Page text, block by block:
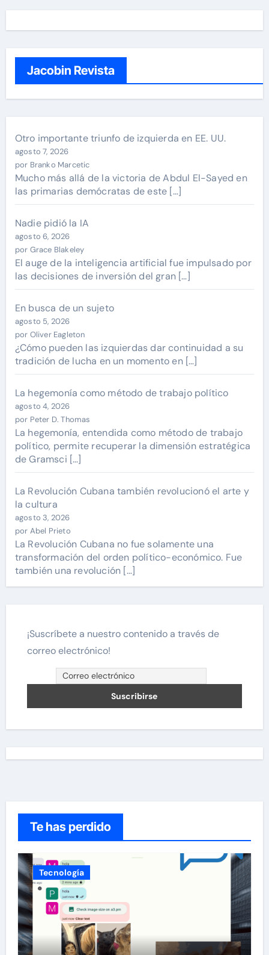
Jacobin Revista
Otro importante triunfo de izquierda en EE. UU.
agosto 7, 2026
por Branko Marcetic
Mucho más allá de la victoria de Abdul El-Sayed en
las primarias demócratas de este […]
Nadie pidió la IA
agosto 6, 2026
por Grace Blakeley
El auge de la inteligencia artificial fue impulsado por
las decisiones de inversión del gran […]
En busca de un sujeto
agosto 5, 2026
por Oliver Eagleton
¿Cómo pueden las izquierdas dar continuidad a su
tradición de lucha en un momento en […]
La hegemonía como método de trabajo político
agosto 4, 2026
por Peter D. Thomas
La hegemonía, entendida como método de trabajo
político, permite recuperar la dimensión estratégica
de Gramsci […]
La Revolución Cubana también revolucionó el arte y
la cultura
agosto 3, 2026
por Abel Prieto
La Revolución Cubana no fue solamente una
transformación del orden político-económico. Fue
también una revolución […]
¡Suscríbete a nuestro contenido a través de
correo electrónico!
Te has perdido
Tecnología